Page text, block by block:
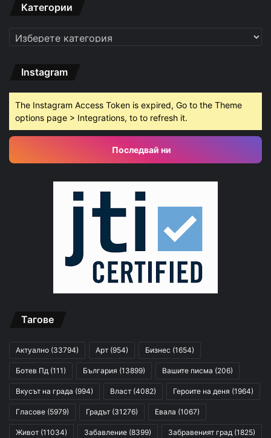
Категории
Категории
Instagram
The Instagram Access Token is expired, Go to the Theme
options page > Integrations, to to refresh it.
Последвай ни
Тагове
Актуално (33794) Арт (954) Бизнес (1654)
Ботев Пд (111) България (13899) Вашите писма (206)
Вкусът на града (994) Власт (4082) Героите на деня (1964)
Гласове (5979) Градът (31276) Евала (1067)
Живот (11034) Забавление (8399) Забравеният град (1825)